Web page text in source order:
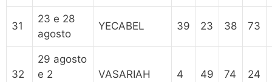
31
23 e 28
agosto
YECABEL 39 23 38 73
32
29 agosto
e 2
VASARIAH 4 49 74 24